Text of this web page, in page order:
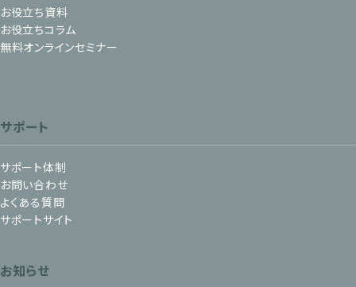
お役立ち資料
お役立ちコラム
無料オンラインセミナー
サポート
サポート体制
お問い合わせ
よくある質問
サポートサイト
お知らせ